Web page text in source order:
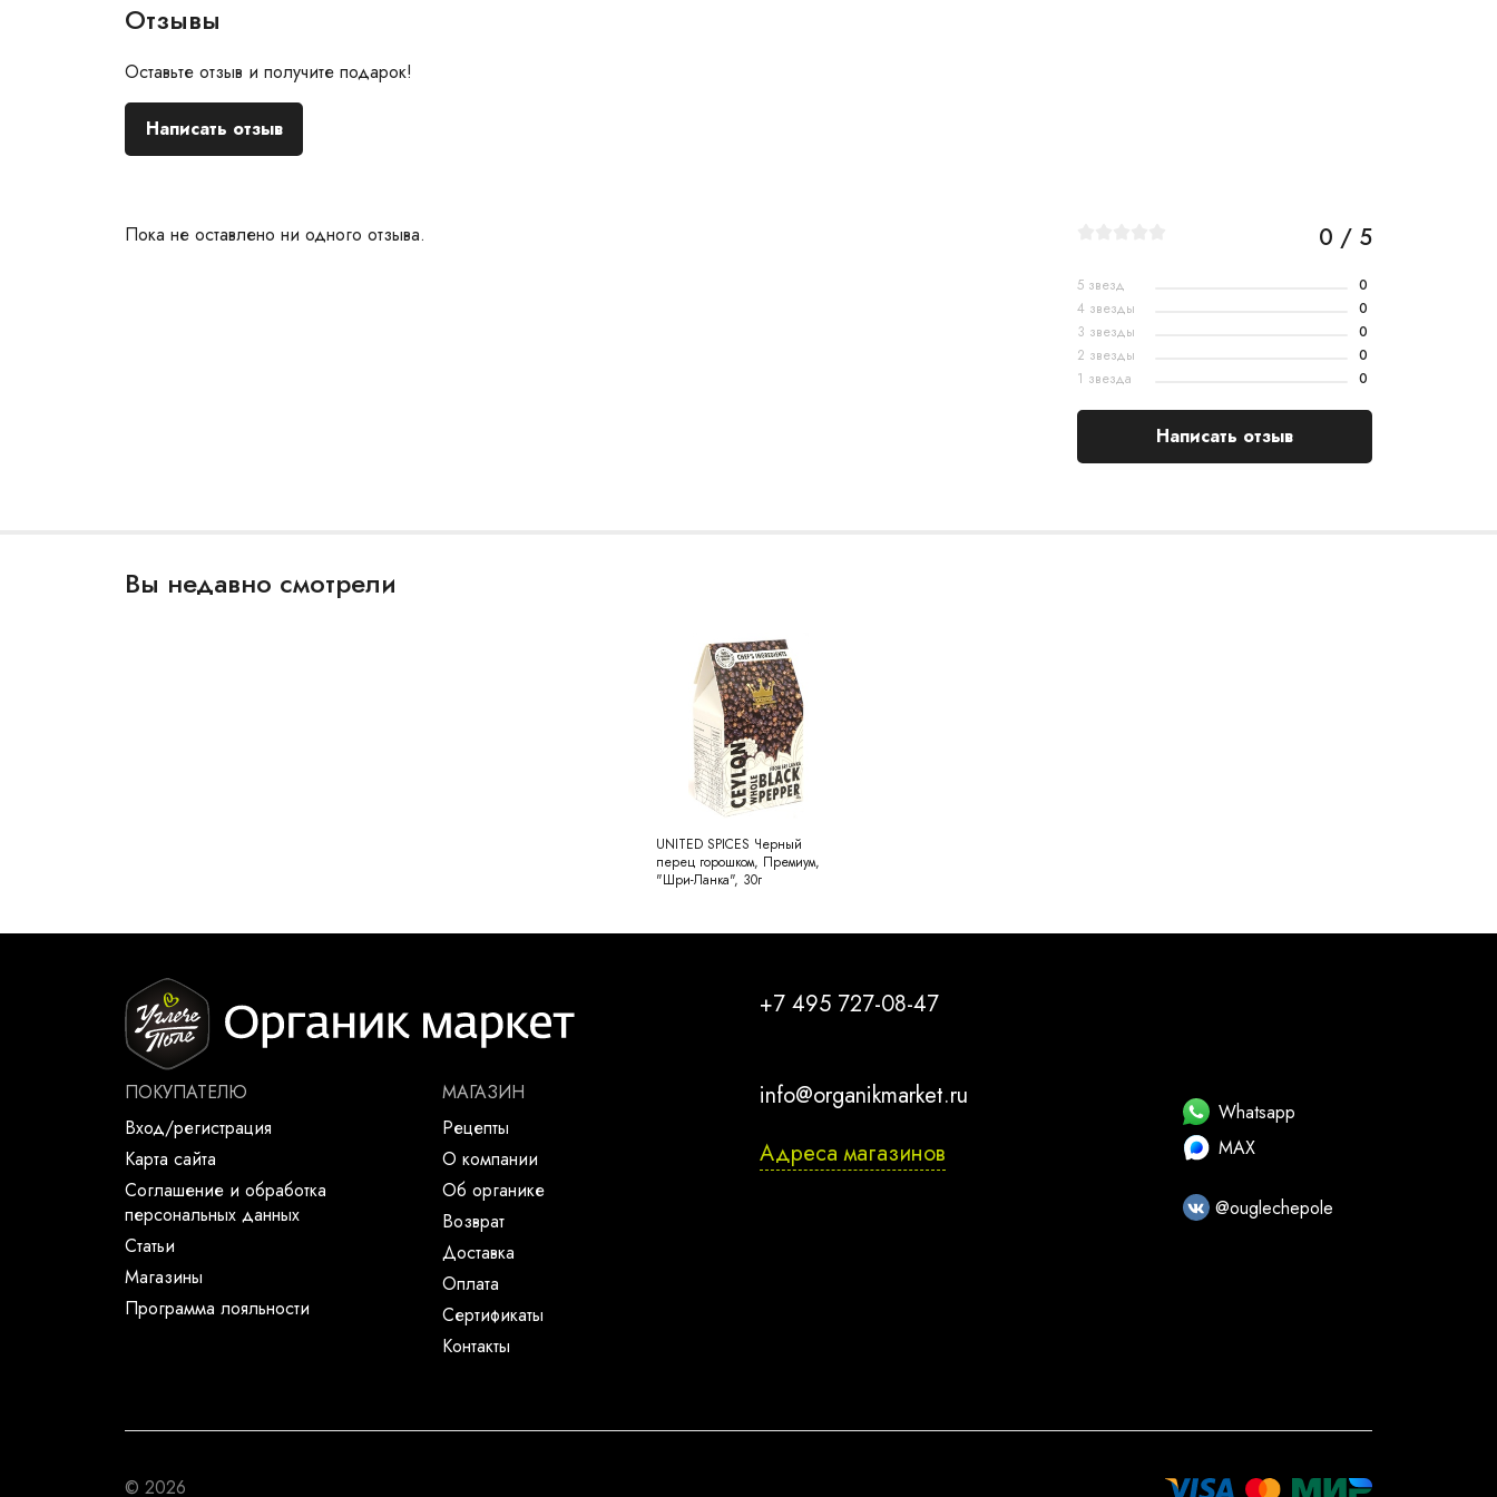
Отзывы
Оставьте отзыв и получите подарок!
Написать отзыв
Пока не оставлено ни одного отзыва. 0 / 5
5 звезд
0
4 звезды
0
3 звезды
0
2 звезды
0
1 звезда
0
Написать отзыв
Вы недавно смотрели
UNITED SPICES Черный
перец горошком, Премиум,
"Шри-Ланка", 30г
ПОКУПАТЕЛЮ
Вход/регистрация
Карта сайта
Соглашение и обработка
персональных данных
Статьи
Магазины
Программа лояльности
МАГАЗИН
Рецепты
О компании
Об органике
Возврат
Доставка
Оплата
Сертификаты
Контакты
+7 495 727-08-47
info@organikmarket.ru
Адреса магазинов
Whatsapp
MAX
@ouglechepole
© 2026